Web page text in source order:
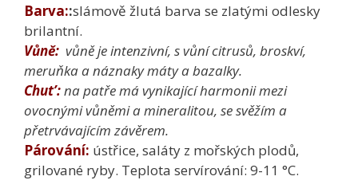
Barva::slámově žlutá barva se zlatými odlesky
brilantní.
Vůně: vůně je intenzivní, s vůní citrusů, broskví,
meruňka a náznaky máty a bazalky.
Chut’:na patře má vynikající harmonii mezi
ovocnými vůněmi a mineralitou, se svěžím a
přetrvávajícím závěrem.
Párování: ústřice, saláty z mořských plodů,
grilované ryby. Teplota servírování: 9-11 °C.